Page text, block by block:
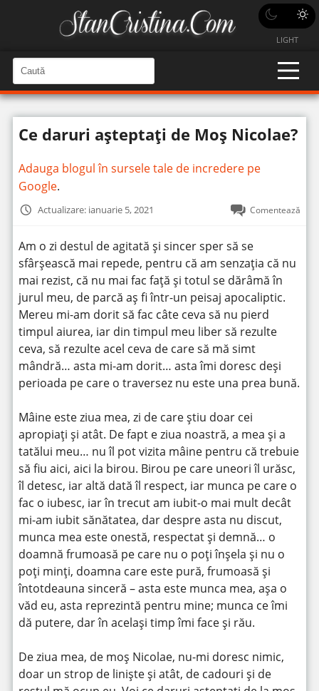
LIGHT
a
u
t
n
C
a
u
î
n
t
Ce daruri așteptați de Moș Nicolae?
Adauga blogul în sursele tale de incredere pe
Google.
Actualizare: ianuarie 5, 2021 Comentează
Am o zi destul de agitată și sincer sper să se
sfârșească mai repede, pentru că am senzația că nu
mai rezist, că nu mai fac față și totul se dărâmă în
jurul meu, de parcă aș fi într-un peisaj apocaliptic.
Mereu mi-am dorit să fac câte ceva să nu pierd
timpul aiurea, iar din timpul meu liber să rezulte
ceva, să rezulte acel ceva de care să mă simt
mândră… asta mi-am dorit… asta îmi doresc deși
perioada pe care o traversez nu este una prea bună.
Mâine este ziua mea, zi de care știu doar cei
apropiați și atât. De fapt e ziua noastră, a mea și a
tatălui meu… nu îl pot vizita mâine pentru că trebuie
să fiu aici, aici la birou. Birou pe care uneori îl urăsc,
îl detesc, iar altă dată îl respect, iar munca pe care o
fac o iubesc, iar în trecut am iubit-o mai mult decât
mi-am iubit sănătatea, dar despre asta nu discut,
munca mea este onestă, respectat și demnă… o
doamnă frumoasă pe care nu o poți înșela și nu o
poți minți, doamna care este pură, frumoasă și
întotdeauna sinceră – asta este munca mea, așa o
văd eu, asta reprezintă pentru mine; munca ce îmi
dă putere, dar în același timp îmi face și rău.
De ziua mea, de moș Nicolae, nu-mi doresc nimic,
doar un strop de liniște și atât, de cadouri și de